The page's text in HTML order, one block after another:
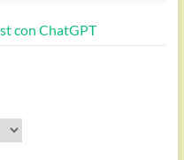
con ChatGPT